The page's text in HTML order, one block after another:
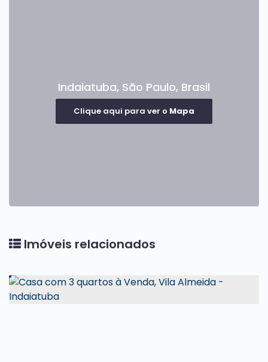
Indaiatuba, São Paulo, Brasil
Clique aqui para ver o Mapa
Imóveis relacionados